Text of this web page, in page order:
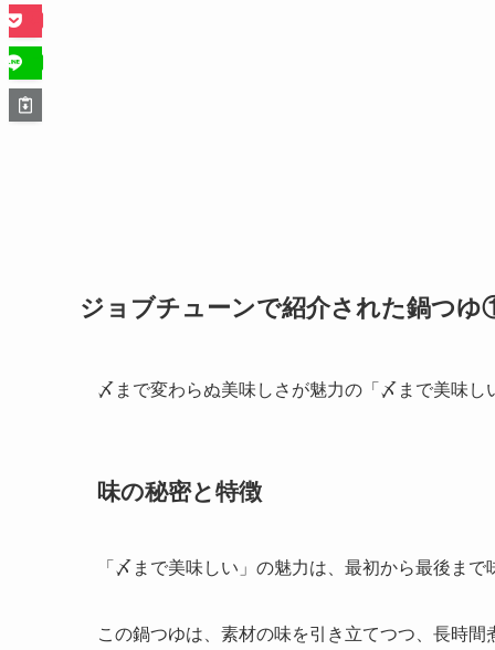
ジョブチューンで紹介された鍋つ
〆まで変わらぬ美味しさが魅力の「〆まで美味し
味の秘密と特徴
「〆まで美味しい」の魅力は、最初から最後ま
この鍋つゆは、素材の味を引き立てつつ、長時